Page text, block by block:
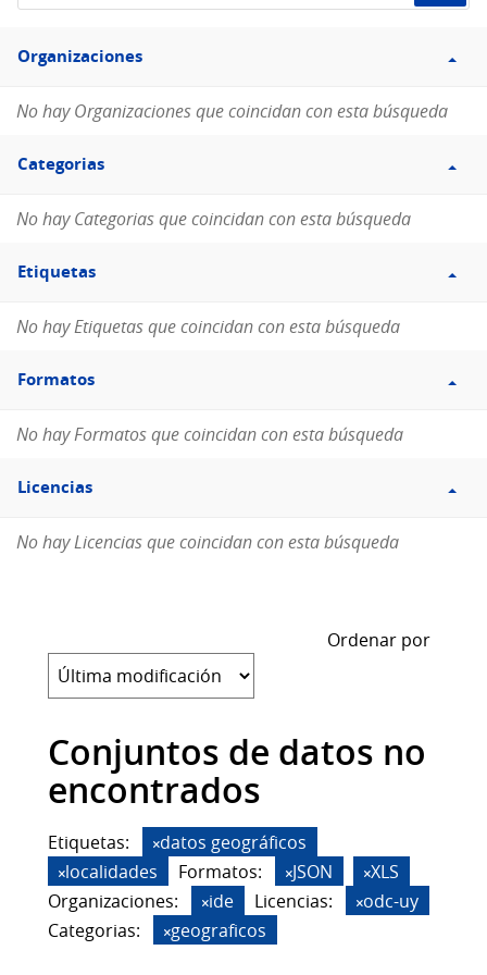
de
Filtro
Organizaciones
Organizaciones
No hay Organizaciones que coincidan con esta búsqueda
Filtro
Categorias
Categorias
No hay Categorias que coincidan con esta búsqueda
Filtro
Etiquetas
Etiquetas
No hay Etiquetas que coincidan con esta búsqueda
Filtro
Formatos
Formatos
No hay Formatos que coincidan con esta búsqueda
Filtro
Licencias
Licencias
No hay Licencias que coincidan con esta búsqueda
Ordenar por
Conjuntos de datos no
encontrados
Etiquetas:
datos geográficos
localidades
Formatos: JSON
XLS
Organizaciones:
ide Licencias:
odc-uy
Categorias:
geograficos